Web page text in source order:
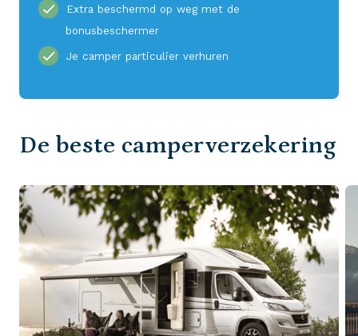
Extra beschermd op weg met de
bonusbeschermer
Je camper particulier verhuren
De beste camperverzekering